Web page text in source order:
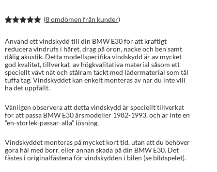
baserat på
kundrecens
ioner
(8omdömen från kunder)
Använd ett vindskydd till din BMW E30 för att kraftigt
reducera vindrufs i håret, drag på öron, nacke och ben samt
dålig akustik. Detta modellspecifika vindskydd är av mycket
god kvalitet, tillverkat av högkvalitativa material såsom ett
speciellt vävt nät och stålram täckt med lädermaterial som tål
tuffa tag. Vindskyddet kan enkelt monteras av när du inte vill
ha det uppfällt.
Vänligen observera att detta vindskydd är speciellt tillverkat
för att passa BMW E30 årsmodeller 1982-1993, och är inte en
”en-storlek-passar-alla” lösning.
Vindskyddet monteras på mycket kort tid, utan att du behöver
göra hål med borr, eller annan skada på din BMW E30. Det
fästes i originalfästena för vindskydden i bilen (se bildspelet).